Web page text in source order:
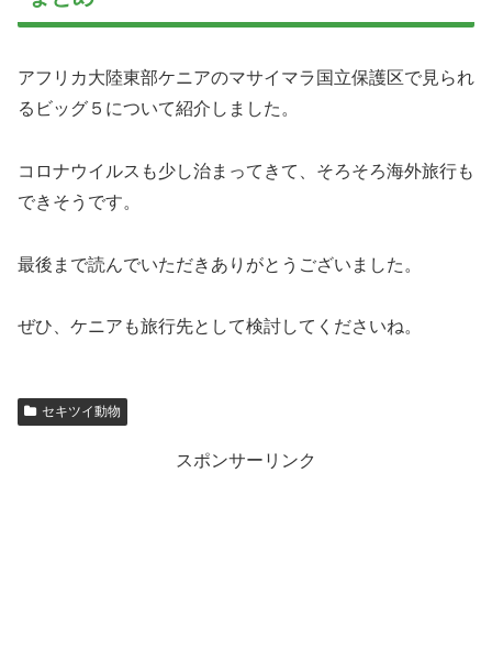
アフリカ大陸東部ケニアのマサイマラ国立保護区で見られ
るビッグ５について紹介しました。
コロナウイルスも少し治まってきて、そろそろ海外旅行も
できそうです。
最後まで読んでいただきありがとうございました。
ぜひ、ケニアも旅行先として検討してくださいね。
セキツイ動物
スポンサーリンク